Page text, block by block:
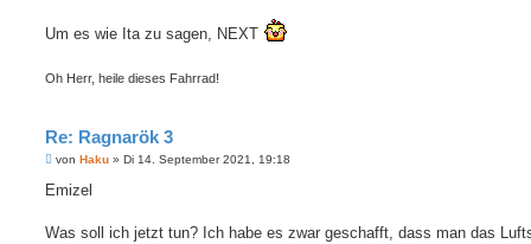
Um es wie Ita zu sagen, NEXT
Oh Herr, heile dieses Fahrrad!
Re: Ragnarök 3
B
i
a
von Haku » Di 14. September 2021, 19:18
Emizel
Was soll ich jetzt tun? Ich habe es zwar geschafft, dass man das